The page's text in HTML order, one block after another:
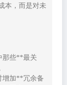
本，而是对未
那些**最关
增加**冗余备